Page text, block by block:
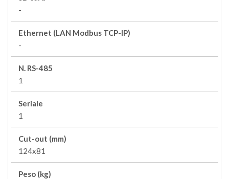
-
Ethernet (LAN Modbus TCP-IP)
-
N. RS-485
1
Seriale
1
Cut-out (mm)
124x81
Peso (kg)